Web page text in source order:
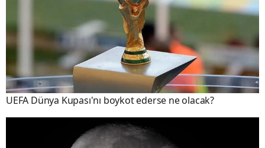
UEFA Dünya Kupası'nı boykot ederse ne olacak?